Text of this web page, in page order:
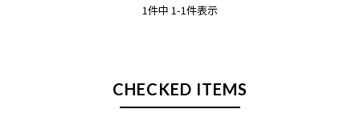
1件中 1-1件表示
CHECKED ITEMS